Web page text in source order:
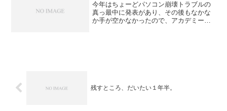
今年はちょーどパソコン崩壊トラブルの
真っ最中に発表があり、その後もなかな
か手が空かなかったので、アカデミー候
残すところ、だいたい１年半。